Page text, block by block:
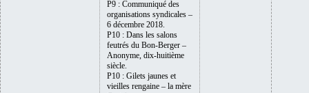
P9 : Communiqué des
organisations syndicales –
6 décembre 2018.
P10 : Dans les salons
feutrés du Bon-Berger –
Anonyme, dix-huitième
siècle.
P10 : Gilets jaunes et
vieilles rengaine – la mère